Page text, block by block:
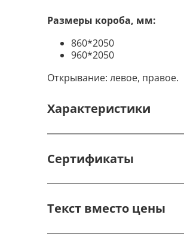
Размеры короба, мм:
860*2050
960*2050
Открывание: левое, правое.
Характеристики
Сертификаты
Текст вместо цены